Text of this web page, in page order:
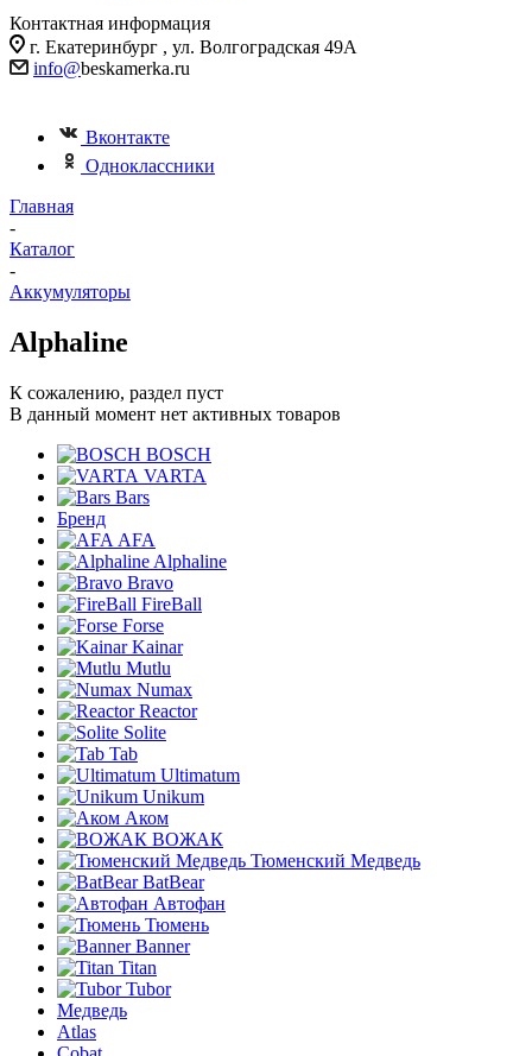
Контактная информация
г. Екатеринбург , ул. Волгоградская 49А
info@beskamerka.ru
Вконтакте
Одноклассники
Главная
-
Каталог
-
Аккумуляторы
Alphaline
К сожалению, раздел пуст
В данный момент нет активных товаров
BOSCH
VARTA
Bars
Бренд
AFA
Alphaline
Bravo
FireBall
Forse
Kainar
Mutlu
Numax
Reactor
Solite
Tab
Ultimatum
Unikum
Аком
ВОЖАК
Тюменский Медведь
BatBear
Автофан
Тюмень
Banner
Titan
Tubor
Медведь
Atlas